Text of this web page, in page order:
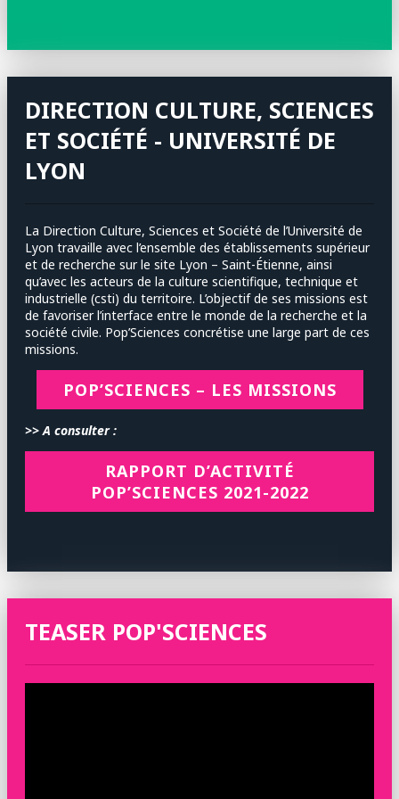
DIRECTION CULTURE, SCIENCES
ET SOCIÉTÉ - UNIVERSITÉ DE
LYON
La Direction Culture, Sciences et Société de l’Université de
Lyon travaille avec l’ensemble des établissements supérieur
et de recherche sur le site Lyon – Saint-Étienne, ainsi
qu’avec les acteurs de la culture scientifique, technique et
industrielle (csti) du territoire. L’objectif de ses missions est
de favoriser l’interface entre le monde de la recherche et la
société civile. Pop’Sciences concrétise une large part de ces
missions.
POP’SCIENCES – LES MISSIONS
>> A consulter :
RAPPORT D’ACTIVITÉ
POP’SCIENCES 2021-2022
TEASER POP'SCIENCES